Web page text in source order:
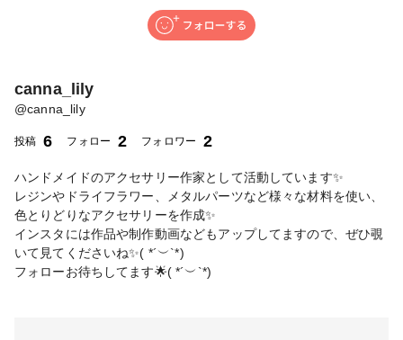
canna_lily
@canna_lily
投稿 6 フォロー 2 フォロワー 2
ハンドメイドのアクセサリー作家として活動しています✨
レジンやドライフラワー、メタルパーツなど様々な材料を使い、
色とりどりなアクセサリーを作成✨
インスタには作品や制作動画などもアップしてますので、ぜひ覗
いて見てくださいね✨( *´︶`*)
フォローお待ちしてます🌟( *´︶`*)